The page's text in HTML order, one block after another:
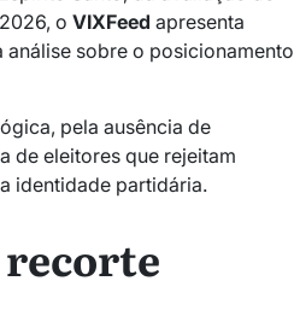
oVIXFeed apresenta
análise sobre o posicionamento
pela ausência de
de eleitores que rejeitam
identidade partidária.